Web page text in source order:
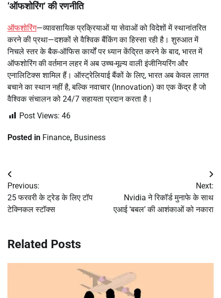
‘ऑफशोरिंग’ की रणनीति
ऑफशोरिंग—व्यावसायिक प्रक्रियाओं या सेवाओं को विदेशों में स्थानांतरित
करने की प्रथा—दशकों से वैश्विक बैंकिंग का हिस्सा रही है। शुरुआत में
निचले स्तर के बैक-ऑफिस कार्यों पर ध्यान केंद्रित करने के बाद, भारत में
ऑफशोरिंग की वर्तमान लहर में अब उच्च-मूल्य वाली इंजीनियरिंग और
एनालिटिक्स शामिल हैं। ऑस्ट्रेलियाई बैंकों के लिए, भारत अब केवल लागत
बचाने का स्थान नहीं है, बल्कि नवाचार (Innovation) का एक केंद्र है जो
वैश्विक संचालन को 24/7 सहायता प्रदान करता है।
Post Views: 46
Posted in Finance, Business
Post
navigation
Previous:
25 फरवरी के ट्रेड के लिए टॉप
टेक्निकल स्टॉक्स
Next:
Nvidia ने रिकॉर्ड मुनाफे के साथ
एआई ‘बबल’ की आशंकाओं को नकारा
Related Posts